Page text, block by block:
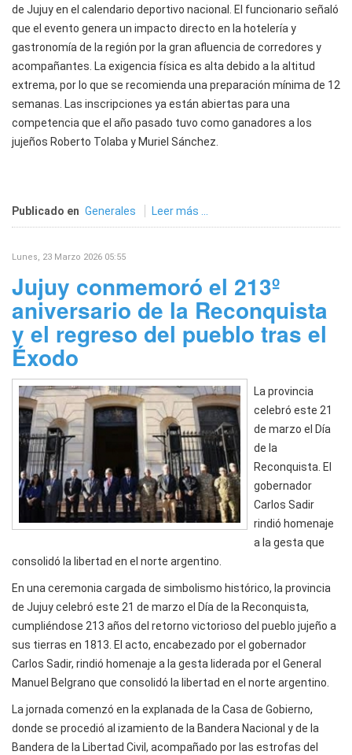
de Jujuy en el calendario deportivo nacional. El funcionario señaló
que el evento genera un impacto directo en la hotelería y
gastronomía de la región por la gran afluencia de corredores y
acompañantes. La exigencia física es alta debido a la altitud
extrema, por lo que se recomienda una preparación mínima de 12
semanas. Las inscripciones ya están abiertas para una
competencia que el año pasado tuvo como ganadores a los
jujeños Roberto Tolaba y Muriel Sánchez.
Publicado en Generales Leer más ...
Lunes, 23 Marzo 2026 05:55
Jujuy conmemoró el 213º
aniversario de la Reconquista
y el regreso del pueblo tras el
Éxodo
La provincia
celebró este 21
de marzo el Día
de la
Reconquista. El
gobernador
Carlos Sadir
rindió homenaje
a la gesta que
consolidó la libertad en el norte argentino.
En una ceremonia cargada de simbolismo histórico, la provincia
de Jujuy celebró este 21 de marzo el Día de la Reconquista,
cumpliéndose 213 años del retorno victorioso del pueblo jujeño a
sus tierras en 1813. El acto, encabezado por el gobernador
Carlos Sadir, rindió homenaje a la gesta liderada por el General
Manuel Belgrano que consolidó la libertad en el norte argentino.
La jornada comenzó en la explanada de la Casa de Gobierno,
donde se procedió al izamiento de la Bandera Nacional y de la
Bandera de la Libertad Civil, acompañado por las estrofas del